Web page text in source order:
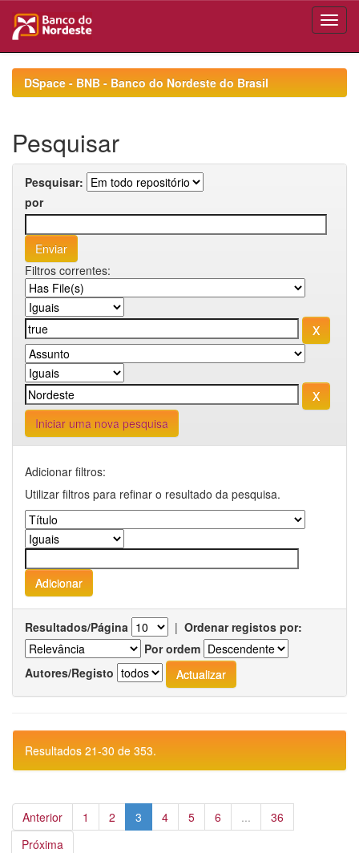
navigationDSpace - BNB - Banco do Nordeste do Brasil
Pesquisar
Pesquisar:
por
Filtros correntes:
Iniciar uma nova pesquisa
Adicionar filtros:
Utilizar filtros para refinar o resultado da pesquisa.
Resultados/Página | Ordenar registos por:
Por ordem
Autores/Registo
Resultados 21-30 de 353.
Anterior 1 2 3 4 5 6 ...
36
Próxima